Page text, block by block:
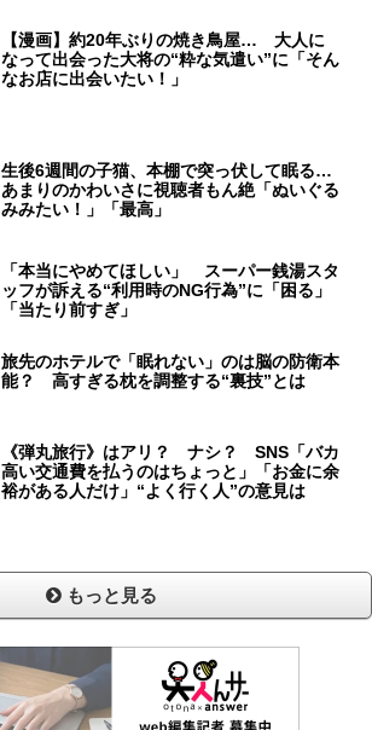
【漫画】約20年ぶりの焼き鳥屋… 大人に
なって出会った大将の“粋な気遣い”に「そん
なお店に出会いたい！」
生後6週間の子猫、本棚で突っ伏して眠る…
あまりのかわいさに視聴者もん絶「ぬいぐる
みみたい！」「最高」
「本当にやめてほしい」 スーパー銭湯スタ
ッフが訴える“利用時のNG行為”に「困る」
「当たり前すぎ」
旅先のホテルで「眠れない」のは脳の防衛本
能？ 高すぎる枕を調整する“裏技”とは
《弾丸旅行》はアリ？ ナシ？ SNS「バカ
高い交通費を払うのはちょっと」「お金に余
裕がある人だけ」“よく行く人”の意見は
もっと見る